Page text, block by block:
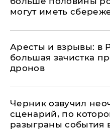
могут иметь
Аресты и взрывы: в
большая зачистка
дронов
Черник озвучил
сценарий, по
разыграны события